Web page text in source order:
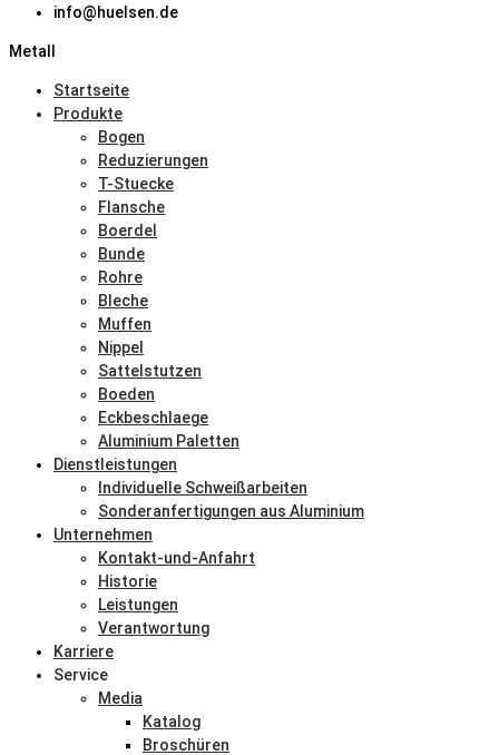
info@huelsen.de
Metall
Startseite
Produkte
Bogen
Reduzierungen
T-Stuecke
Flansche
Boerdel
Bunde
Rohre
Bleche
Muffen
Nippel
Sattelstutzen
Boeden
Eckbeschlaege
Aluminium Paletten
Dienstleistungen
Individuelle Schweißarbeiten
Sonderanfertigungen aus Aluminium
Unternehmen
Kontakt-und-Anfahrt
Historie
Leistungen
Verantwortung
Karriere
Service
Media
Katalog
Broschüren